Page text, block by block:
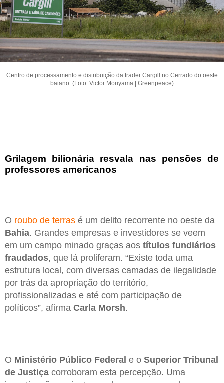
Centro de processamento e distribuição da trader Cargill no Cerrado do oeste
baiano. (Foto: Victor Moriyama | Greenpeace)
Grilagem bilionária resvala nas pensões de
professores americanos
O roubo de terras é um delito recorrente no oeste da
Bahia. Grandes empresas e investidores se veem
em um campo minado graças aos títulos fundiários
fraudados, que lá proliferam. “Existe toda uma
estrutura local, com diversas camadas de ilegalidade
por trás da apropriação do território,
profissionalizadas e até com participação de
políticos”, afirma Carla Morsh.
O Ministério Público Federal e o Superior Tribunal
de Justiça corroboram esta percepção. Uma